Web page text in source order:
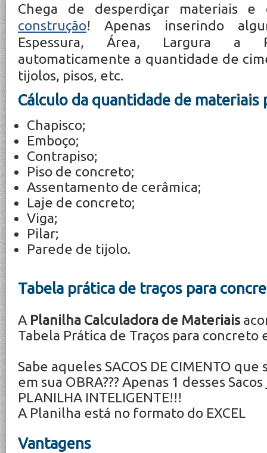
Chega de desperdiçar materiais
construção! Apenas inserindo
Espessura, Área, Largura a
automaticamente a quantidade de
tijolos, pisos, etc.
Cálculo da quantidade de materiais
Chapisco;
Emboço;
Contrapiso;
Piso de concreto;
Assentamento de cerâmica;
Laje de concreto;
Viga;
Pilar;
Parede de tijolo.
Tabela prática de traços para
A Planilha Calculadora de Materiais
Tabela Prática de Traços para concreto
Sabe aqueles SACOS DE CIMENTO
em sua OBRA??? Apenas 1 desses
PLANILHA INTELIGENTE!!!
A Planilha está no formato do EXCEL
Vantagens